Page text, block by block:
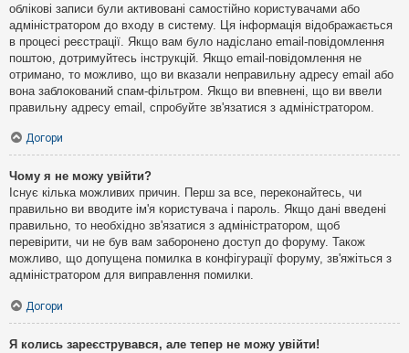
облікові записи були активовані самостійно користувачами або
адміністратором до входу в систему. Ця інформація відображається
в процесі реєстрації. Якщо вам було надіслано email-повідомлення
поштою, дотримуйтесь інструкцій. Якщо email-повідомлення не
отримано, то можливо, що ви вказали неправильну адресу email або
вона заблокований спам-фільтром. Якщо ви впевнені, що ви ввели
правильну адресу email, спробуйте зв'язатися з адміністратором.
Догори
Чому я не можу увійти?
Існує кілька можливих причин. Перш за все, переконайтесь, чи
правильно ви вводите ім'я користувача і пароль. Якщо дані введені
правильно, то необхідно зв'язатися з адміністратором, щоб
перевірити, чи не був вам заборонено доступ до форуму. Також
можливо, що допущена помилка в конфігурації форуму, зв'яжіться з
адміністратором для виправлення помилки.
Догори
Я колись зареєструвався, але тепер не можу увійти!